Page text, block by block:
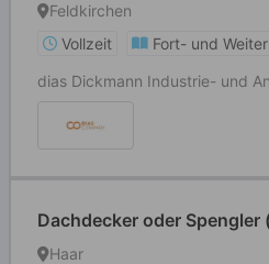
Feldkirchen
Vollzeit
Fort- und
dias Dickmann Industrie- und
Dachdecker oder Spengler
Haar